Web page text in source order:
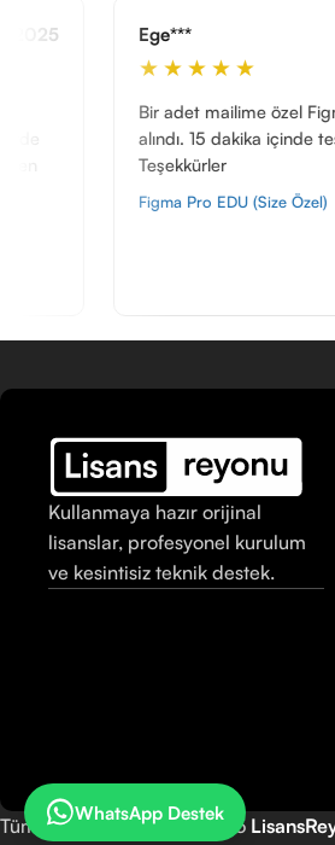
01.12.2025
özel Figma Pro satın
dakika içinde teslim edildi.
Kullanmaya hazır orijinal
lisanslar, profesyonel kurulum
ve kesintisiz teknik destek.
Tüm Hakları Saklıdır © 2025
WhatsApp Destek